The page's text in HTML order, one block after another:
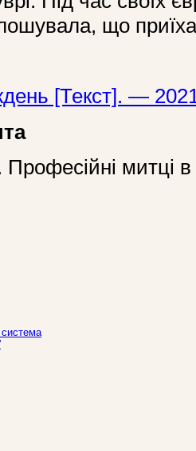
що
[Текст]. —
митці в
система